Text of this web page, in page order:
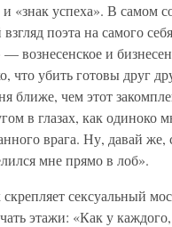
«знак успеха». В самом
поэта на самого
— вознесенское и
что убить готовы друг
ближе, чем этот
в глазах, как одиноко
врага. Ну, давай же,
мне прямо в лоб».
скрепляет сексуальный
этажи: «Как у